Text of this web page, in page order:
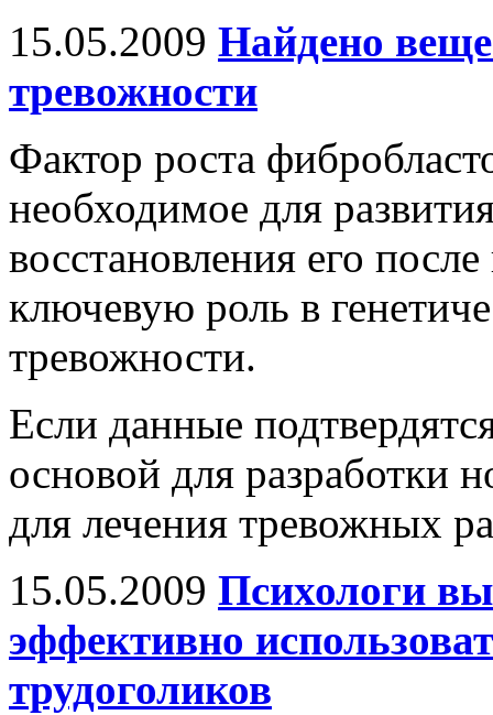
15.05.2009 Найдено
тревожности
Фактор роста
необходимое для
восстановления его
ключевую роль в
тревожности.
Если данные
основой для разработки
для лечения тревожных
15.05.2009 Психологи
эффективно
трудоголиков